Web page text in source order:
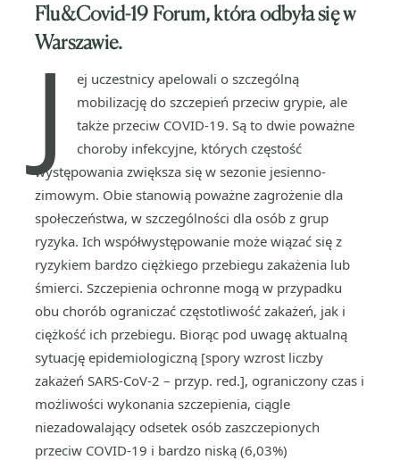
Flu&Covid-19 Forum, która odbyła się w
Warszawie.
J
ej uczestnicy apelowali o szczególną
mobilizację do szczepień przeciw grypie, ale
także przeciw COVID-19. Są to dwie poważne
choroby infekcyjne, których częstość
występowania zwiększa się w sezonie jesienno-
zimowym. Obie stanowią poważne zagrożenie dla
społeczeństwa, w szczególności dla osób z grup
ryzyka. Ich współwystępowanie może wiązać się z
ryzykiem bardzo ciężkiego przebiegu zakażenia lub
śmierci. Szczepienia ochronne mogą w przypadku
obu chorób ograniczać częstotliwość zakażeń, jak i
ciężkość ich przebiegu. Biorąc pod uwagę aktualną
sytuację epidemiologiczną [spory wzrost liczby
zakażeń SARS-CoV-2 – przyp. red.], ograniczony czas i
możliwości wykonania szczepienia, ciągle
niezadowalający odsetek osób zaszczepionych
przeciw COVID-19 i bardzo niską (6,03%)